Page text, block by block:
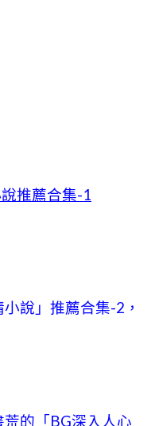
說推薦合集-1
小說」推薦合集-2，
荒的「BG深入人心